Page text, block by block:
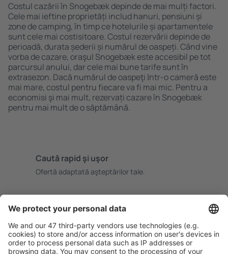
Costul cazării în Snogebæk depinde de mai mulți factori.
Cele mai ieftine proprietăți includ hanuri, pensiuni și
zone de camping, în timp ce hotelurile și apartamentele
sunt cele mai costisitoare. Costul rezervării depinde de
perioadă, durata șederii și numărul de oaspeți. Când vine
vorba de cazare, oraşul Snogebæk este accesibil pe tot
parcursul anului, dar cele mai bune tarife sunt în
extrasezon. Dacă numărul de oaspeţi ȋntr-o cameră este
mai mare, costul pentru fiecare va fi mai mic. Pentru a
economisi şi mai mult, rezervați cazare în Snogebæk
pentru mai mult de o săptămână.
Caută rapid şi uşor
Ofertă adaptată aşteptărilor tale.
Rezervare fără griji cu opțiune gratuită de anulare.
Economiseşte mai mult